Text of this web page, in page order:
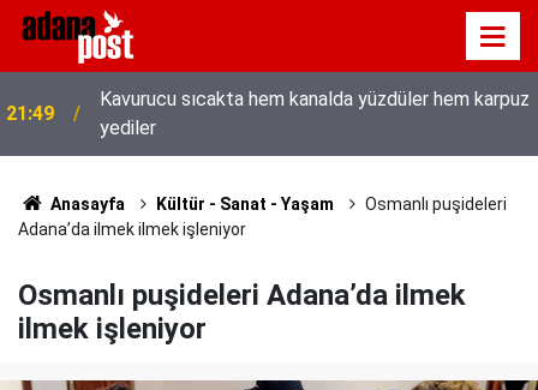
Kavurucu sıcakta hem kanalda yüzdüler hem karpuz
yediler
21:31
İletişim Başkanı Duran’ın “Dijital Egemenlik
Ekseninde 2. İletişim Şûrası ve Türkiye’nin Yeni
İletişim Vizyonu” başlıklı makales
Anasayfa Kültür - Sanat - Yaşam
Osmanlı puşideleri
Adana’da ilmek ilmek işleniyor
Osmanlı puşideleri Adana’da ilmek
ilmek işleniyor